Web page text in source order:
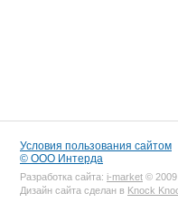
Условия пользования сайтом
© ООО Интерда
Разработка сайта: i-market © 2009
Дизайн сайта сделан в Knock